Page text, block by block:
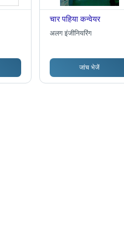
चार पहिया कन्वेयर
अलग इंजीनियरिंग
जांच भेजें